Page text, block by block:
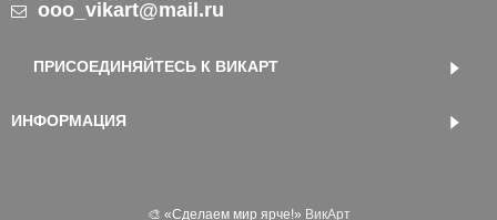
ooo_vikart@mail.ru
ПРИСОЕДИНЯЙТЕСЬ К ВИКАРТ
ИНФОРМАЦИЯ
🎨 «‎Сделаем мир ярче!» ВикАрт